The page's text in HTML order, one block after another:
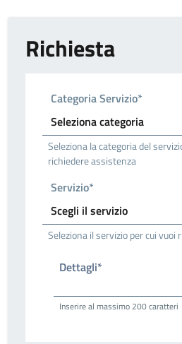
Richiesta
Categoria Servizio*
Seleziona la categoria del
richiedere assistenza
Servizio*
Seleziona il servizio per cui
Dettagli*
Inserire al massimo 200 caratteri